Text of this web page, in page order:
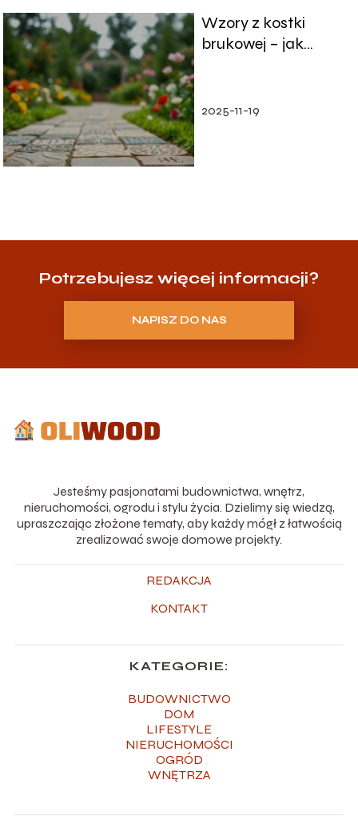
Wzory z kostki
brukowej – jak
2025-11-19
Potrzebujesz więcej informacji?
NAPISZ DO NAS
Jesteśmy pasjonatami budownictwa, wnętrz,
nieruchomości, ogrodu i stylu życia. Dzielimy się wiedzą,
upraszczając złożone tematy, aby każdy mógł z łatwością
zrealizować swoje domowe projekty.
REDAKCJA
KONTAKT
KATEGORIE:
BUDOWNICTWO
DOM
LIFESTYLE
NIERUCHOMOŚCI
OGRÓD
WNĘTRZA